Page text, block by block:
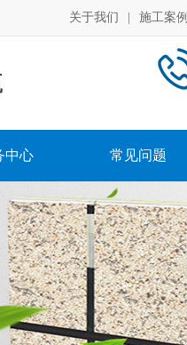
关于我们 施工案例
中心 常见问题